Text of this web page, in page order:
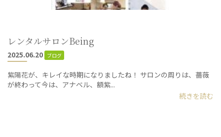
レンタルサロンBeing
2025.06.20 ブログ
紫陽花が、キレイな時期になりましたね！ サロンの周りは、薔薇
が終わって今は、アナベル、額紫...
続きを読む